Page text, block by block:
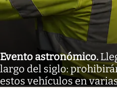
Evento astronómico.
largo del siglo:
estos vehículos en